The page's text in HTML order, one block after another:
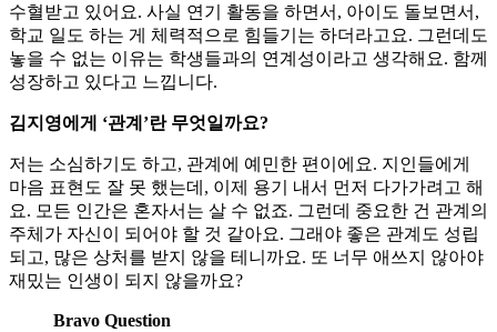
수혈받고 있어요. 사실 연기 활동을 하면서, 아이도 돌보면서,
학교 일도 하는 게 체력적으로 힘들기는 하더라고요. 그런데도
놓을 수 없는 이유는 학생들과의 연계성이라고 생각해요. 함께
성장하고 있다고 느낍니다.
김지영에게 ‘관계’란 무엇일까요?
저는 소심하기도 하고, 관계에 예민한 편이에요. 지인들에게
마음 표현도 잘 못 했는데, 이제 용기 내서 먼저 다가가려고 해
요. 모든 인간은 혼자서는 살 수 없죠. 그런데 중요한 건 관계의
주체가 자신이 되어야 할 것 같아요. 그래야 좋은 관계도 성립
되고, 많은 상처를 받지 않을 테니까요. 또 너무 애쓰지 않아야
재밌는 인생이 되지 않을까요?
Bravo Question